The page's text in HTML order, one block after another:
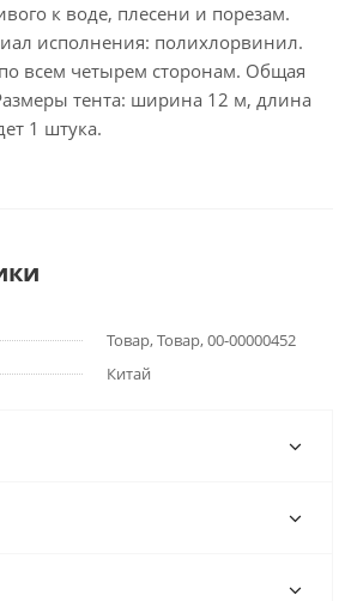
к воде, плесени и порезам.
исполнения: полихлорвинил.
всем четырем сторонам. Общая
тента: ширина 12 м, длина
1 штука.
Товар, Товар, 00-00000452
Китай